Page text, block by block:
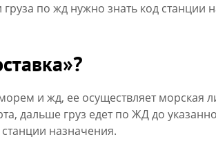
по жд нужно знать код станции
и жд, ее осуществляет морская
дальше груз едет по ЖД до
назначения.